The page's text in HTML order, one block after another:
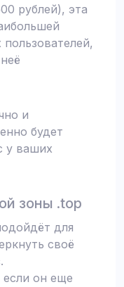
рублей), эта
и
будет
у ваших
зоны .top
для
своё
если он еще